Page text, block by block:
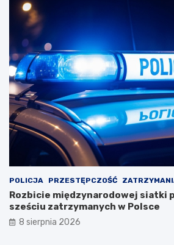
POLICJA PRZESTĘPCZOŚĆ
Rozbicie międzynarodowej siatki
sześciu zatrzymanych w Polsce
8 sierpnia 2026